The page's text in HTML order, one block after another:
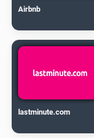
Airbnb
lastminute.com